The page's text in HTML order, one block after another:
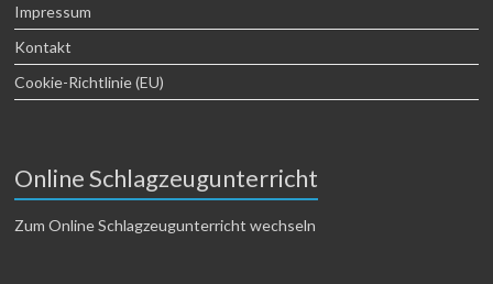
Impressum
Kontakt
Cookie-Richtlinie (EU)
Online Schlagzeugunterricht
Zum Online Schlagzeugunterricht wechseln